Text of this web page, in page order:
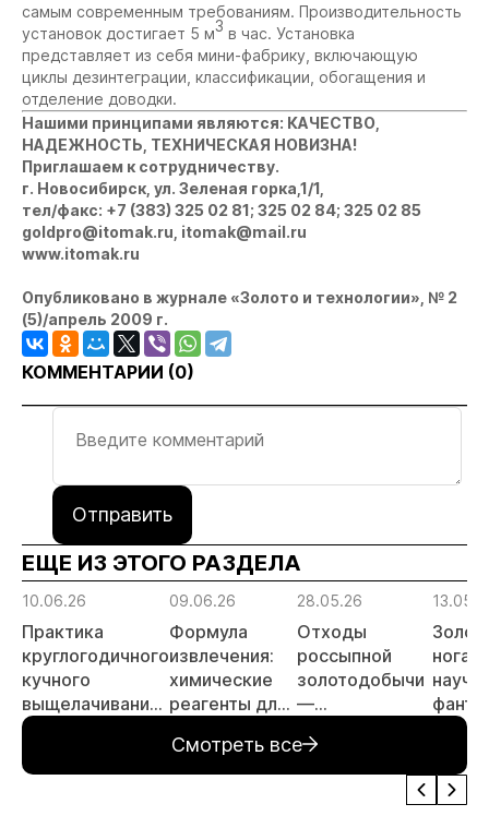
самым современным требованиям. Производительность
установок достигает 5 м3 в час. Установка
представляет из себя мини-фабрику, включающую
циклы дезинтеграции, классификации, обогащения и
отделение доводки.
Нашими принципами являются: КАЧЕСТВО,
НАДЕЖНОСТЬ, ТЕХНИЧЕСКАЯ НОВИЗНА!
Приглашаем к сотрудничеству.
г. Новосибирск, ул. Зеленая горка,1/1,
тел/факс: +7 (383) 325 02 81; 325 02 84; 325 02 85
goldpro@itomak.ru itomak@mail.ru
www.itomak.ru
Опубликовано в журнале «Золото и технологии», № 2
(5)/апрель 2009 г.
КОММЕНТАРИИ (0)
Отправить
ЕЩЕ ИЗ ЭТОГО РАЗДЕЛА
10.06.26
Практика
круглогодичного
кучного
выщелачивания
в условиях
Севера
09.06.26
Формула
извлечения:
химические
реагенты для
28.05.26
Отходы
россыпной
золотодобычи
—
объекты для
инвестиций
Смотреть все